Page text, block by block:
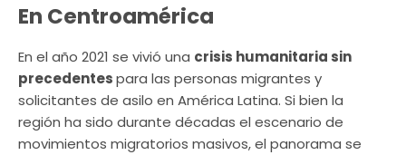
En Centroamérica
En el año 2021 se vivió una crisis humanitaria sin
precedentespara las personas migrantes y
solicitantes de asilo en América Latina. Si bien la
región ha sido durante décadas el escenario de
movimientos migratorios masivos, el panorama se